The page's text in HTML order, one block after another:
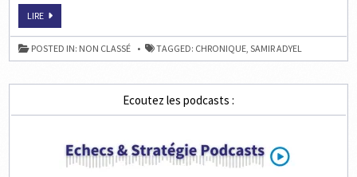
LIRELA
ÉCHECS
DE
SAMIR
POSTED IN: NON CLASSÉ TAGGED: CHRONIQUE ,SAMIR ADYEL
Ecoutez les podcasts :